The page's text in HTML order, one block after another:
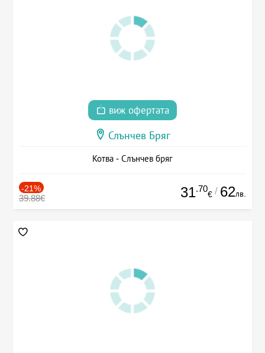
виж офертата
Слънчев Бряг
Котва - Слънчев бряг
-21%
39.88€ 31.70
€ / 62лв.